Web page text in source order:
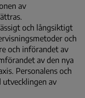
av
och långsiktigt
och
och införandet av
av den nya
Personalens och
av